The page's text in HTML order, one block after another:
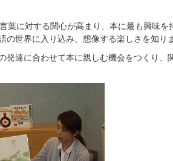
葉に対する関心が高まり、本に最も興味を
の世界に入り込み、想像する楽しさを知り
発達に合わせて本に親しむ機会をつくり